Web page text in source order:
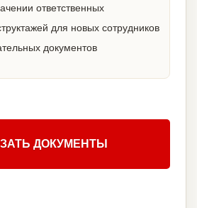
ответственных
для новых сотрудников
документов
ДОКУМЕНТЫ